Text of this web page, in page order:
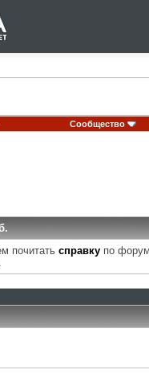
Сообщество
почитать справку по